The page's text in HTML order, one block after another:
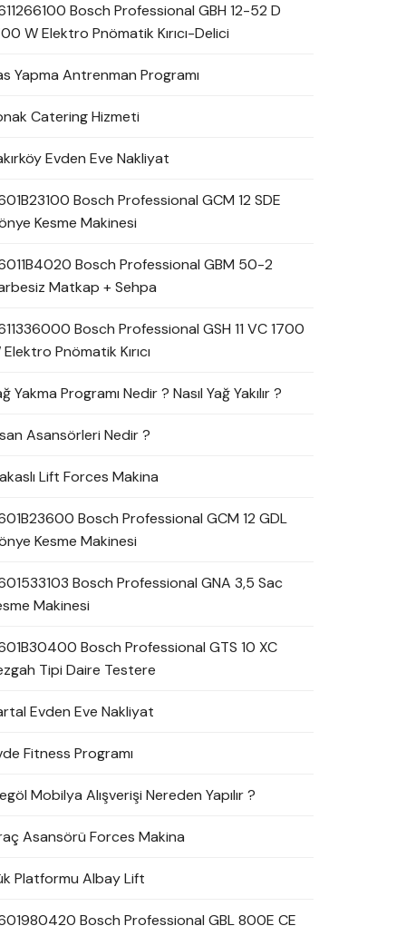
Bosch Professional GBH 12-52 D
W Elektro Pnömatik Kırıcı-Delici
Yapma Antrenman Programı
Catering Hizmeti
Evden Eve Nakliyat
Bosch Professional GCM 12 SDE
Kesme Makinesi
Bosch Professional GBM 50-2
Matkap + Sehpa
Bosch Professional GSH 11 VC 1700
Elektro Pnömatik Kırıcı
Yakma Programı Nedir ? Nasıl Yağ Yakılır ?
Asansörleri Nedir ?
Lift Forces Makina
Bosch Professional GCM 12 GDL
Kesme Makinesi
Bosch Professional GNA 3,5 Sac
Makinesi
Bosch Professional GTS 10 XC
Tipi Daire Testere
Evden Eve Nakliyat
Fitness Programı
Mobilya Alışverişi Nereden Yapılır ?
Asansörü Forces Makina
Platformu Albay Lift
Bosch Professional GBL 800E CE